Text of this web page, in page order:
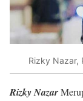
Rizky Nazar,
Rizky Nazar